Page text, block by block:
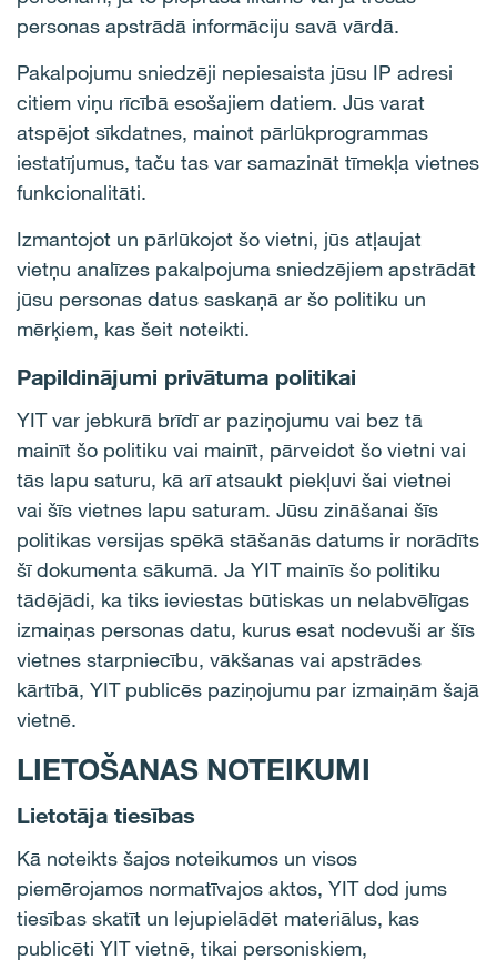
personas apstrādā informāciju savā vārdā.
Pakalpojumu sniedzēji nepiesaista jūsu IP adresi
citiem viņu rīcībā esošajiem datiem. Jūs varat
atspējot sīkdatnes, mainot pārlūkprogrammas
iestatījumus, taču tas var samazināt tīmekļa vietnes
funkcionalitāti.
Izmantojot un pārlūkojot šo vietni, jūs atļaujat
vietņu analīzes pakalpojuma sniedzējiem apstrādāt
jūsu personas datus saskaņā ar šo politiku un
mērķiem, kas šeit noteikti.
Papildinājumi privātuma politikai
YIT var jebkurā brīdī ar paziņojumu vai bez tā
mainīt šo politiku vai mainīt, pārveidot šo vietni vai
tās lapu saturu, kā arī atsaukt piekļuvi šai vietnei
vai šīs vietnes lapu saturam. Jūsu zināšanai šīs
politikas versijas spēkā stāšanās datums ir norādīts
šī dokumenta sākumā. Ja YIT mainīs šo politiku
tādējādi, ka tiks ieviestas būtiskas un nelabvēlīgas
izmaiņas personas datu, kurus esat nodevuši ar šīs
vietnes starpniecību, vākšanas vai apstrādes
kārtībā, YIT publicēs paziņojumu par izmaiņām šajā
vietnē.
LIETOŠANAS NOTEIKUMI
Lietotāja tiesības
Kā noteikts šajos noteikumos un visos
piemērojamos normatīvajos aktos, YIT dod jums
tiesības skatīt un lejupielādēt materiālus, kas
publicēti YIT vietnē, tikai personiskiem,